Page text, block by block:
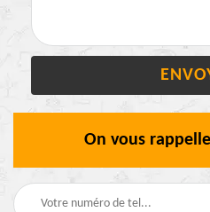
On vous